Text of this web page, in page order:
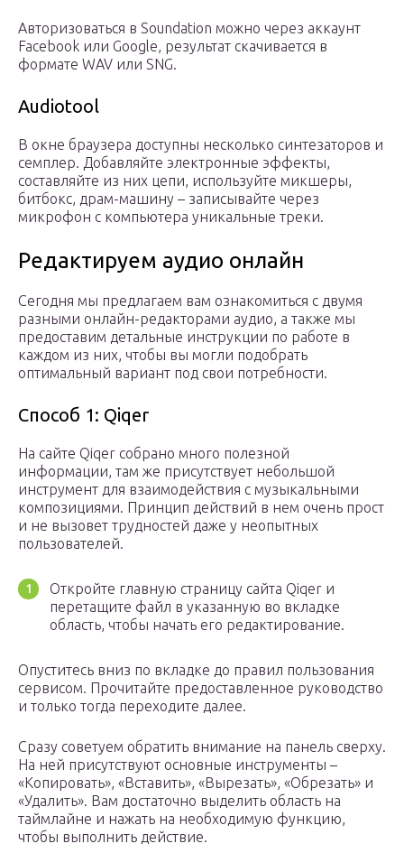
Авторизоваться в Soundation можно через аккаунт
Facebook или Google, результат скачивается в
формате WAV или SNG.
Audiotool
В окне браузера доступны несколько синтезаторов и
семплер. Добавляйте электронные эффекты,
составляйте из них цепи, используйте микшеры,
битбокс, драм-машину – записывайте через
микрофон с компьютера уникальные треки.
Редактируем аудио онлайн
Сегодня мы предлагаем вам ознакомиться с двумя
разными онлайн-редакторами аудио, а также мы
предоставим детальные инструкции по работе в
каждом из них, чтобы вы могли подобрать
оптимальный вариант под свои потребности.
Способ 1: Qiqer
На сайте Qiqer собрано много полезной
информации, там же присутствует небольшой
инструмент для взаимодействия с музыкальными
композициями. Принцип действий в нем очень прост
и не вызовет трудностей даже у неопытных
пользователей.
Откройте главную страницу сайта Qiqer и
перетащите файл в указанную во вкладке
область, чтобы начать его редактирование.
Опуститесь вниз по вкладке до правил пользования
сервисом. Прочитайте предоставленное руководство
и только тогда переходите далее.
Сразу советуем обратить внимание на панель сверху.
На ней присутствуют основные инструменты –
«Копировать», «Вставить», «Вырезать», «Обрезать» и
«Удалить». Вам достаточно выделить область на
таймлайне и нажать на необходимую функцию,
чтобы выполнить действие.